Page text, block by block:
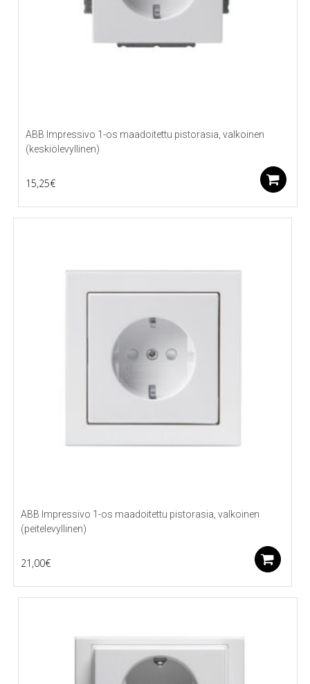
ABB Impressivo 1-os maadoitettu pistorasia, valkoinen
(keskiölevyllinen)
15,25€
ABB Impressivo 1-os maadoitettu pistorasia, valkoinen
(peitelevyllinen)
21,00€